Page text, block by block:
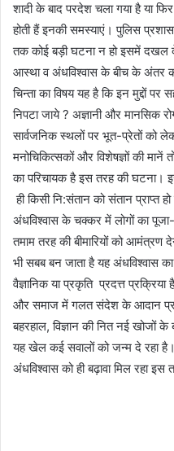
शादी के बाद परदेश चला गया है या
होती हैं इनकी समस्याएं। पुलिस
तक कोई बड़ी घटना न हो इसमें दखल
आस्था व अंधविश्वास के बीच के अंतर
चिन्ता का विषय यह है कि इन मुद्दों
निपटा जाये ? अज्ञानी और मानसिक
सार्वजनिक स्थलों पर भूत-प्रेतों को
मनोचिकित्सकों और विशेषज्ञों की मानें
का परिचायक है इस तरह की घटना।
ही किसी नि:संतान को संतान प्राप्त
अंधविश्वास के चक्कर में लोगों का
तमाम तरह की बीमारियों को
भी सबब बन जाता है यह अंधविश्वास
वैज्ञानिक या प्रकृति प्रदत्त
और समाज में गलत संदेश के आदान
बहरहाल, विज्ञान की नित नई खोजों
यह खेल कई सवालों को जन्म दे रहा
अंधविश्वास को ही बढ़ावा मिल रहा